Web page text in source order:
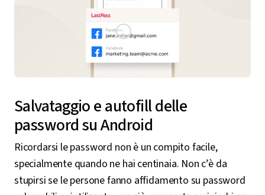
Salvataggio e autofill delle
password su Android
Ricordarsi le password non è un compito facile,
specialmente quando ne hai centinaia. Non c’è da
stupirsi se le persone fanno affidamento su password